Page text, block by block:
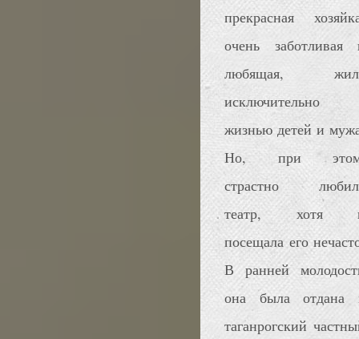
прекрасная
очень заботливая
любящая,
исключительно
жизнью детей и
Но, при
страстно
театр, хотя
посещала его
В ранней
она была отдана
таганрогский